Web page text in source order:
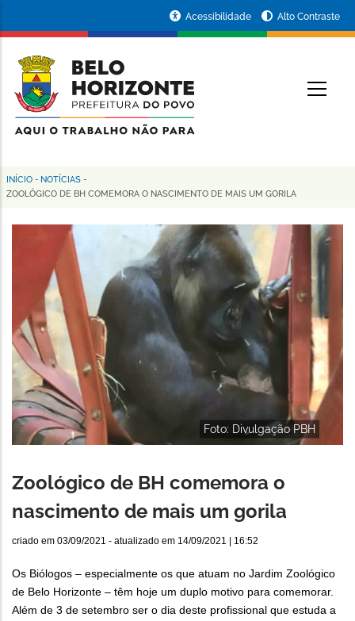
conteúdo
principal
da
Prefeitura
de
Horizonte
Acessibilidade Alto Contraste
Trilha
navegação
INÍCIO - NOTÍCIAS -
ZOOLÓGICO DE BH COMEMORA O NASCIMENTO DE MAIS UM GORILA
Foto: Divulgação PBH
Zoológico de BH comemora o
nascimento de mais um gorila
criado em 03/09/2021 - atualizado em 14/09/2021 | 16:52
Os Biólogos – especialmente os que atuam no Jardim Zoológico
de Belo Horizonte – têm hoje um duplo motivo para comemorar.
Além de 3 de setembro ser o dia deste profissional que estuda a